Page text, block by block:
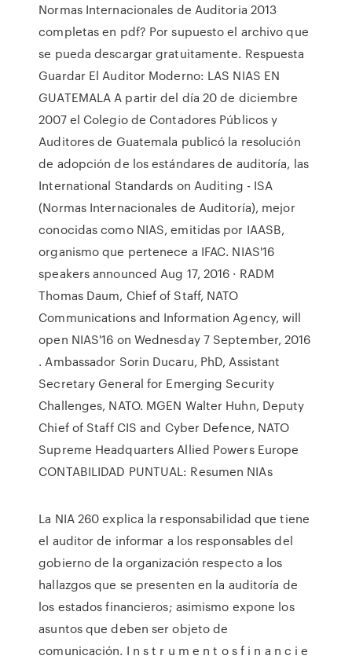
Normas Internacionales de Auditoria 2013
completas en pdf? Por supuesto el archivo que
se pueda descargar gratuitamente. Respuesta
Guardar El Auditor Moderno: LAS NIAS EN
GUATEMALA A partir del día 20 de diciembre
2007 el Colegio de Contadores Públicos y
Auditores de Guatemala publicó la resolución
de adopción de los estándares de auditoría, las
International Standards on Auditing - ISA
(Normas Internacionales de Auditoría), mejor
conocidas como NIAS, emitidas por IAASB,
organismo que pertenece a IFAC. NIAS'16
speakers announced Aug 17, 2016 · RADM
Thomas Daum, Chief of Staff, NATO
Communications and Information Agency, will
open NIAS'16 on Wednesday 7 September, 2016
. Ambassador Sorin Ducaru, PhD, Assistant
Secretary General for Emerging Security
Challenges, NATO. MGEN Walter Huhn, Deputy
Chief of Staff CIS and Cyber Defence, NATO
Supreme Headquarters Allied Powers Europe
CONTABILIDAD PUNTUAL: Resumen NIAs
La NIA 260 explica la responsabilidad que tiene
el auditor de informar a los responsables del
gobierno de la organización respecto a los
hallazgos que se presenten en la auditoría de
los estados financieros; asimismo expone los
asuntos que deben ser objeto de
comunicación. I n s t r u m e n t o s f i n a n c i e